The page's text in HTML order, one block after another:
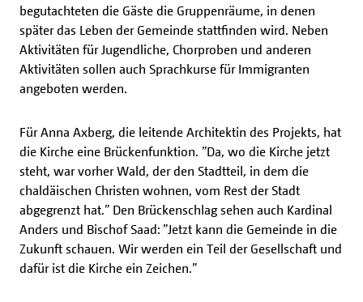
begutachteten die Gäste die Gruppenräume, in denen
später das Leben der Gemeinde stattfinden wird. Neben
Aktivitäten für Jugendliche, Chorproben und anderen
Aktivitäten sollen auch Sprachkurse für Immigranten
angeboten werden.
Für Anna Axberg, die leitende Architektin des Projekts, hat
die Kirche eine Brückenfunktion. ”Da, wo die Kirche jetzt
steht, war vorher Wald, der den Stadtteil, in dem die
chaldäischen Christen wohnen, vom Rest der Stadt
abgegrenzt hat.” Den Brückenschlag sehen auch Kardinal
Anders und Bischof Saad: ”Jetzt kann die Gemeinde in die
Zukunft schauen. Wir werden ein Teil der Gesellschaft und
dafür ist die Kirche ein Zeichen.”